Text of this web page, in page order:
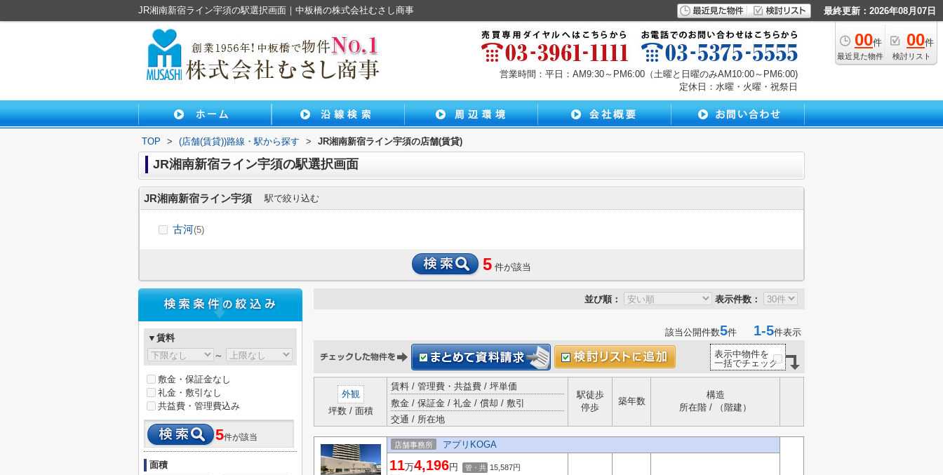
JR湘南新宿ライン宇須の駅選択画面｜中板橋の株式会社むさし商事 最終更新：2026年08月07日
00件
最近見た物件
00件
検討リスト
営業時間：平日：AM9:30～PM6:00（土曜と日曜のみAM10:00～PM6:00)
定休日：水曜・火曜・祝祭日
TOP > (店舗(賃貸))路線・駅から探す > JR湘南新宿ライン宇須の店舗(賃貸)
JR湘南新宿ライン宇須の駅選択画面
JR湘南新宿ライン宇須 駅で絞り込む
古河(5)
5 件が該当
並び順： 表示件数：
該当公開件数5件 1-5件表示
表示中物件を
一括でチェック
外観
坪数 / 面積
賃料 / 管理費・共益費 / 坪単価
敷金 / 保証金 / 礼金 / 償却 / 敷引
交通 / 所在地
駅徒歩
停歩
築年数
構造
所在階 / （階建）
店舗事務所 アプリKOGA
11万4,196円 管・共 15,587円
▼賃料
～
敷金・保証金なし
礼金・敷引なし
共益費・管理費込み
5件が該当
面積